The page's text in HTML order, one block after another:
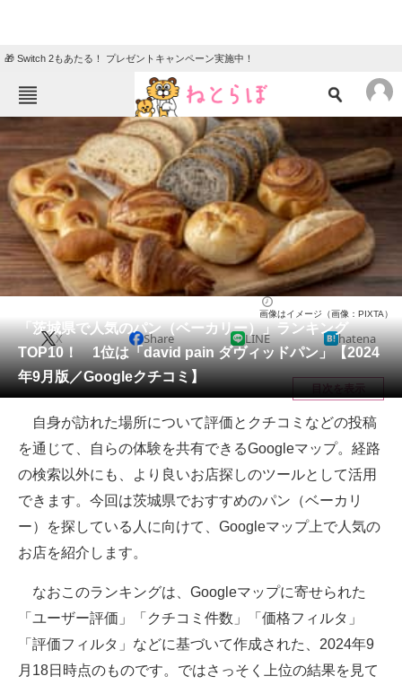
🎁 Switch 2もあたる！ プレゼントキャンペーン実施中！
ねとらぼメニュー
TOP ニュース
エンタメ クイズ
グルメ 地域
住まい 教育・育児
リサーチ
会員記事
メディア
注目記事を集めた総合ページ
ITの今と未来を見通す
スマホと通信の最新トレンド
進化するPCとデバイスの未来
好きが集まる 比べて選べる
ビジネスと働き方のヒント
企業ITのトレンドを詳説
「茨城県で人気のパン（ベーカリー）」ランキング
TOP10！ 1位は「david pain ダヴィッドパン」【2024
年9月版／Googleクチコミ】
画像はイメージ（画像：PIXTA）
X Share LINE hatena
目次を表示
自身が訪れた場所について評価とクチコミなどの投稿
を通じて、自らの体験を共有できるGoogleマップ。経路
の検索以外にも、より良いお店探しのツールとして活用
できます。今回は茨城県でおすすめのパン（ベーカリ
ー）を探している人に向けて、Googleマップ上で人気の
お店を紹介します。
なおこのランキングは、Googleマップに寄せられた
「ユーザー評価」「クチコミ件数」「価格フィルタ」
「評価フィルタ」などに基づいて作成された、2024年9
月18日時点のものです。ではさっそく上位の結果を見て